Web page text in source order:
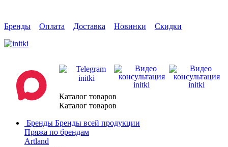
Бренды Оплата Доставка Новинки Скидки
Каталог товаров
Каталог товаров
Бренды Бренды всей продукции
Пряжа по брендам
Artland